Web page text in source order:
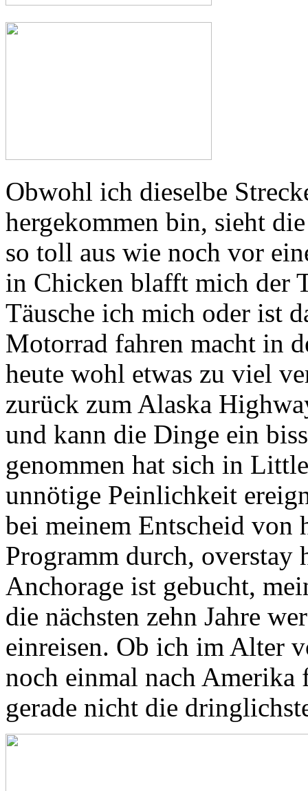
Obwohl ich dieselbe
hergekommen bin, sieht
so toll aus wie noch vor
in Chicken blafft mich der
Täusche ich mich oder ist
Motorrad fahren macht in
heute wohl etwas zu viel
zurück zum Alaska
und kann die Dinge ein
genommen hat sich in
unnötige Peinlichkeit
bei meinem Entscheid von
Programm durch,
Anchorage ist gebucht,
die nächsten zehn Jahre
einreisen. Ob ich im Alter
noch einmal nach
gerade nicht die